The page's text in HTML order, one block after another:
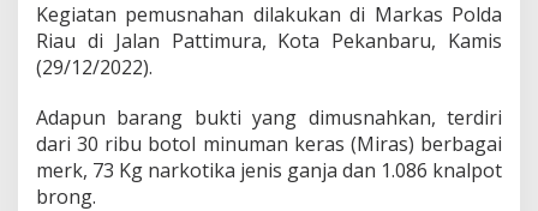
g
B
i
H
a
s
Kegiatan pemusnahan dilakukan di Markas Polda
Riau di Jalan Pattimura, Kota Pekanbaru, Kamis
(29/12/2022).
Adapun barang bukti yang dimusnahkan, terdiri
dari 30 ribu botol minuman keras (Miras) berbagai
merk, 73 Kg narkotika jenis ganja dan 1.086 knalpot
brong.